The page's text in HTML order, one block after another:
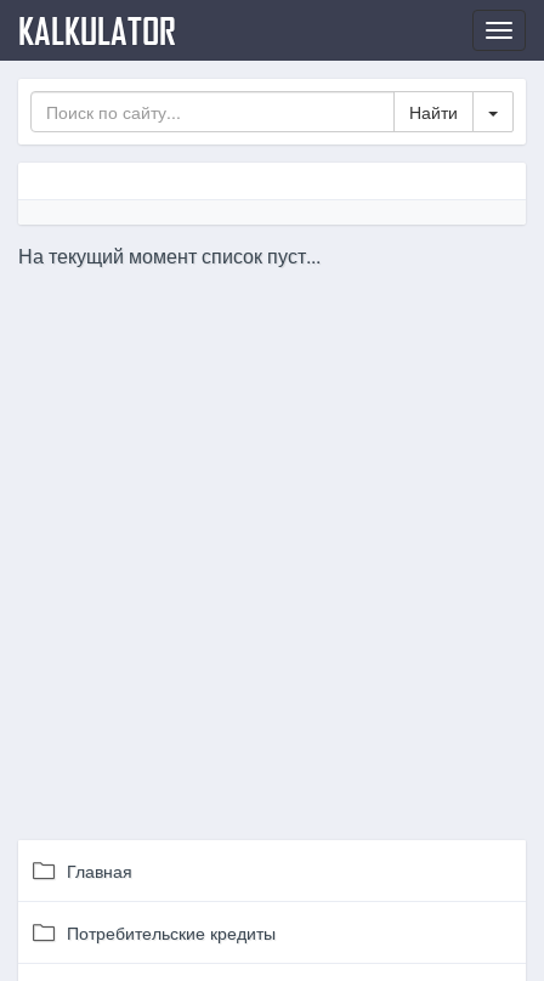
по
KALKULATOR
На текущий момент список пуст...
Главная
Потребительские кредиты